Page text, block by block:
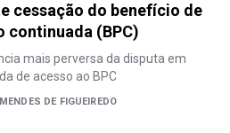
cessação do benefício de
continuada (BPC)
mais perversa da disputa em
de acesso ao BPC
DE FIGUEIREDO